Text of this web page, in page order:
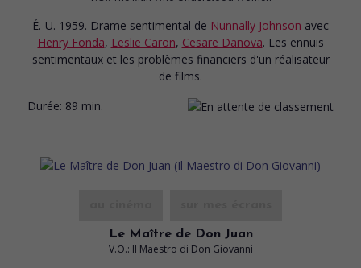
É.-U. 1959. Drame sentimental de Nunnally Johnson avec
Henry Fonda, Leslie Caron, Cesare Danova. Les ennuis
sentimentaux et les problèmes financiers d'un réalisateur
de films.
Durée: 89 min.
Le Maître de Don Juan
V.O.: Il Maestro di Don Giovanni